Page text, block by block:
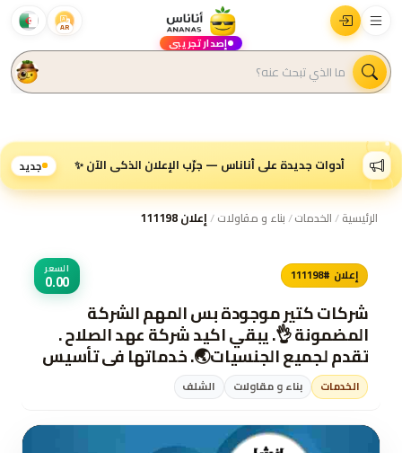
AR
إصدار تجريبي
أدوات جديدة على أناناس — جرّب الإعلان الذكي الآن ✨ جديد
الرئيسية/الخدمات/بناء و مقاولات/إعلان 111198
إعلان #111198 السعر
0.00
شركات كتير موجودة بس المهم الشركة
المضمونة 👌. يبقي اكيد شركة عهد الصلاح .
تقدم لجميع الجنسيات🌏. خدماتها فى تأسيس
الشركات _ إصدار السجلات التجارية _ تخليص
المعاملات _الزيارات و الإقامات . لمزيد من...
الخدمات بناء و مقاولات الشلف